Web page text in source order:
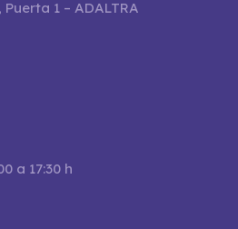
1 – ADALTRA
a 17:30 h